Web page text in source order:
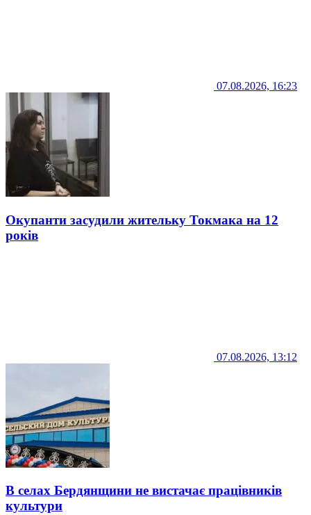
07.08.2026, 16:23
Окупанти засудили жительку Токмака на 12
років
07.08.2026, 13:12
В селах Бердянщини не вистачає працівників
культури